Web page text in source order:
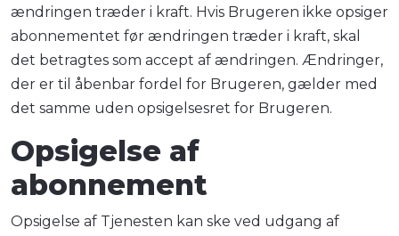
ændringen træder i kraft. Hvis Brugeren ikke opsiger
abonnementet før ændringen træder i kraft, skal
det betragtes som accept af ændringen. Ændringer,
der er til åbenbar fordel for Brugeren, gælder med
det samme uden opsigelsesret for Brugeren.
Opsigelse af
abonnement
Opsigelse af Tjenesten kan ske ved udgang af